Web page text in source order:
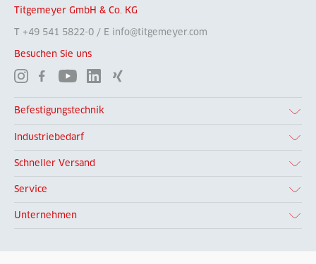
Titgemeyer GmbH & Co. KG
T +49 541 5822-0 / E info@titgemeyer.com
Besuchen Sie uns
Befestigungstechnik
Industriebedarf
Schneller Versand
Service
Unternehmen